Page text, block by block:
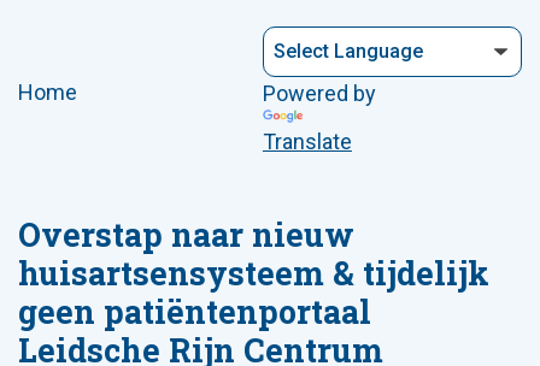
Home
Powered by
Translate
Overstap naar nieuw
huisartsensysteem & tijdelijk
geen patiëntenportaal
Leidsche Rijn Centrum